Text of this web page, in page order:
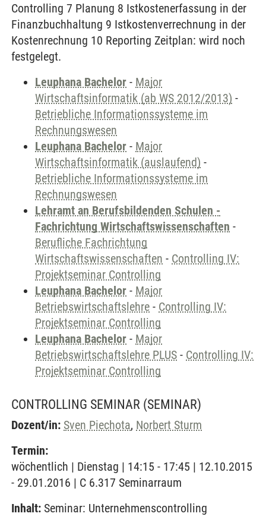
Controlling 7 Planung 8 Istkostenerfassung in der
Finanzbuchhaltung 9 Istkostenverrechnung in der
Kostenrechnung 10 Reporting Zeitplan: wird noch
festgelegt.
Leuphana Bachelor - Major
Wirtschaftsinformatik (ab WS 2012/2013) -
Betriebliche Informationssysteme im
Rechnungswesen
Leuphana Bachelor - Major
Wirtschaftsinformatik (auslaufend) -
Betriebliche Informationssysteme im
Rechnungswesen
Lehramt an Berufsbildenden Schulen -
Fachrichtung Wirtschaftswissenschaften -
Berufliche Fachrichtung
Wirtschaftswissenschaften - Controlling IV:
Projektseminar Controlling
Leuphana Bachelor - Major
Betriebswirtschaftslehre - Controlling IV:
Projektseminar Controlling
Leuphana Bachelor - Major
Betriebswirtschaftslehre PLUS - Controlling IV:
Projektseminar Controlling
CONTROLLING SEMINAR (SEMINAR)
Dozent/in: Sven Piechota, Norbert Sturm
Termin:
wöchentlich | Dienstag | 14:15 - 17:45 | 12.10.2015
- 29.01.2016 | C 6.317 Seminarraum
Inhalt: Seminar: Unternehmenscontrolling